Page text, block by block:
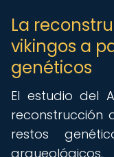
La
vikingos a
genéticos
El estudio del
reconstrucción
restos